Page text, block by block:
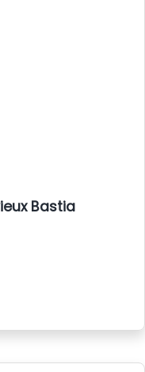
Bastia